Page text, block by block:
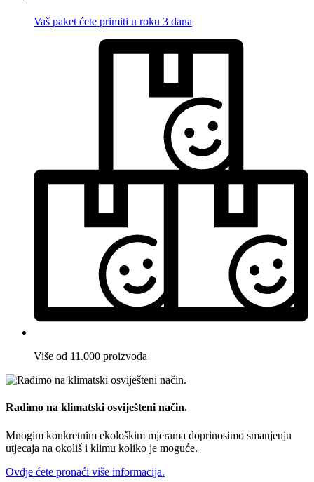
Vaš paket ćete primiti u roku 3 dana
Više od 11.000 proizvoda
Radimo na klimatski osviješteni način.
Mnogim konkretnim ekološkim mjerama doprinosimo smanjenju
utjecaja na okoliš i klimu koliko je moguće.
Ovdje ćete pronaći više informacija.